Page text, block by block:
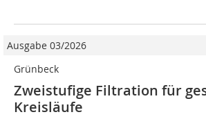
Ausgabe 03/2026
Grünbeck
Zweistufige Filtration für
Kreisläufe